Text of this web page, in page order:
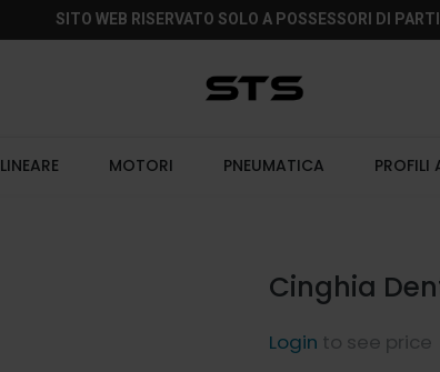
SITO WEB RISERVATO SOLO A POSSESSORI DI
LINEARE MOTORI PNEUMATICA PROFILI
Cinghia
Login to see price